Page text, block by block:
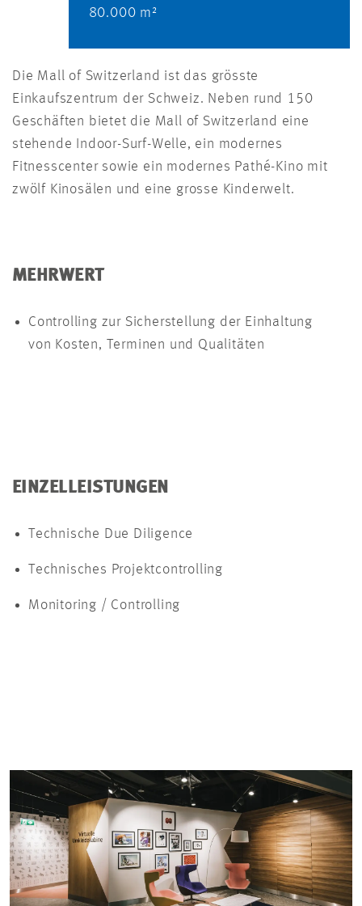
80.000 m²
Die Mall of Switzerland ist das grösste
Einkaufszentrum der Schweiz. Neben rund 150
Geschäften bietet die Mall of Switzerland eine
stehende Indoor-Surf-Welle, ein modernes
Fitnesscenter sowie ein modernes Pathé-Kino mit
zwölf Kinosälen und eine grosse Kinderwelt.
MEHRWERT
Controlling zur Sicherstellung der Einhaltung
von Kosten, Terminen und Qualitäten
EINZELLEISTUNGEN
Technische Due Diligence
Technisches Projektcontrolling
Monitoring / Controlling